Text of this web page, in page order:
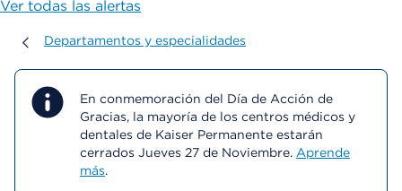
Ver todas las alertas
Departamentos y especialidades
Departamentos y especialidades
En conmemoración del Día de Acción de
Gracias, la mayoría de los centros médicos y
dentales de Kaiser Permanente estarán
cerrados Jueves 27 de Noviembre. Aprende
más.